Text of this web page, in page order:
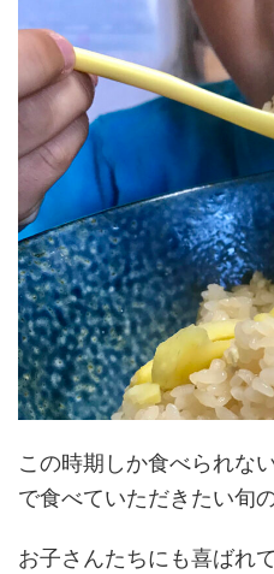
この時期しか食べられな
で食べていただきたい旬の
お子さんたちにも喜ばれ